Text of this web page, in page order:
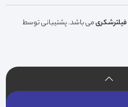
فیلترشکریمی باشد. پشتیبانی توسط